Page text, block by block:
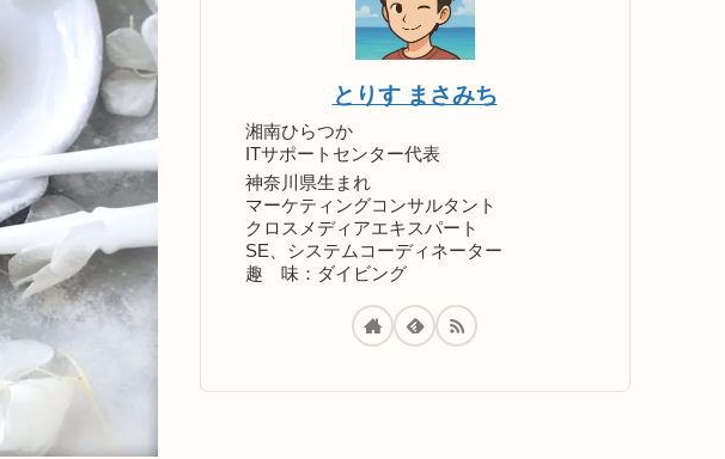
とりす まさみち
湘南ひらつか
ITサポートセンター代表
神奈川県生まれ
マーケティングコンサルタント
クロスメディアエキスパート
SE、システムコーディネーター
趣 味：ダイビング